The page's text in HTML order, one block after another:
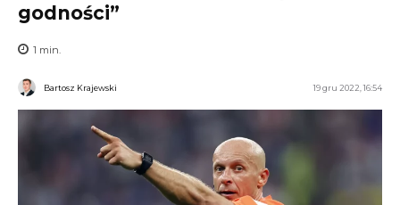
godności”
1 min.
Bartosz Krajewski 19 gru 2022, 16:54